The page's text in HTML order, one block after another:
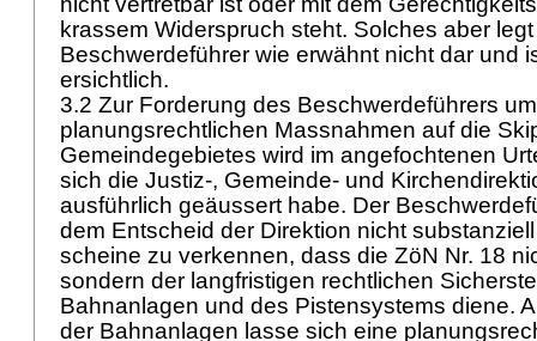
krassem Widerspruch steht. Solches aber
Beschwerdeführer wie erwähnt nicht dar und
ersichtlich.
3.2 Zur Forderung des Beschwerdeführers
planungsrechtlichen Massnahmen auf die
Gemeindegebietes wird im angefochtenen
sich die Justiz-, Gemeinde- und
ausführlich geäussert habe. Der
dem Entscheid der Direktion nicht
scheine zu verkennen, dass die ZöN Nr. 18
sondern der langfristigen rechtlichen
Bahnanlagen und des Pistensystems diene.
der Bahnanlagen lasse sich eine